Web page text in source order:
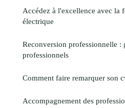
Accédez à l'excellence avec la
électrique
Reconversion professionnelle :
professionnels
Comment faire remarquer son
Accompagnement des